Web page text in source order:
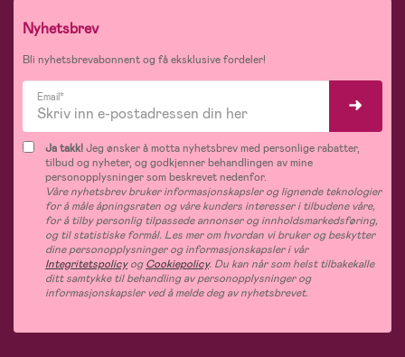
Nyhetsbrev
Bli nyhetsbrevabonnent og få eksklusive fordeler!
Email*
Ja takk!Jeg ønsker å motta nyhetsbrev med personlige rabatter,
tilbud og nyheter, og godkjenner behandlingen av mine
personopplysninger som beskrevet nedenfor.
Våre nyhetsbrev bruker informasjonskapsler og lignende teknologier
for å måle åpningsraten og våre kunders interesser i tilbudene våre,
for å tilby personlig tilpassede annonser og innholdsmarkedsføring,
og til statistiske formål. Les mer om hvordan vi bruker og beskytter
dine personopplysninger og informasjonskapsler i vår
IntegritetspolicyogCookiepolicy. Du kan når som helst tilbakekalle
ditt samtykke til behandling av personopplysninger og
informasjonskapsler ved å melde deg av nyhetsbrevet.